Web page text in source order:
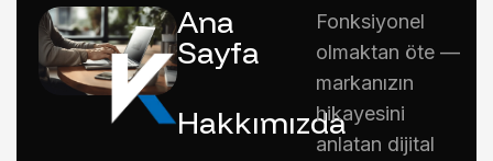
Ana
Sayfa
Hakkımızda
Fonksiyonel
olmaktan öte —
markanızın
hikayesini
anlatan dijital